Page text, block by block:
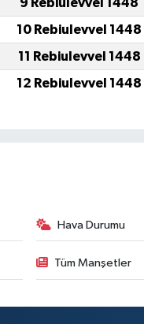
9 Rebiulevvel 1448
10 Rebiulevvel 1448
11 Rebiulevvel 1448
12 Rebiulevvel 1448
Hava Durumu
Tüm Manşetler